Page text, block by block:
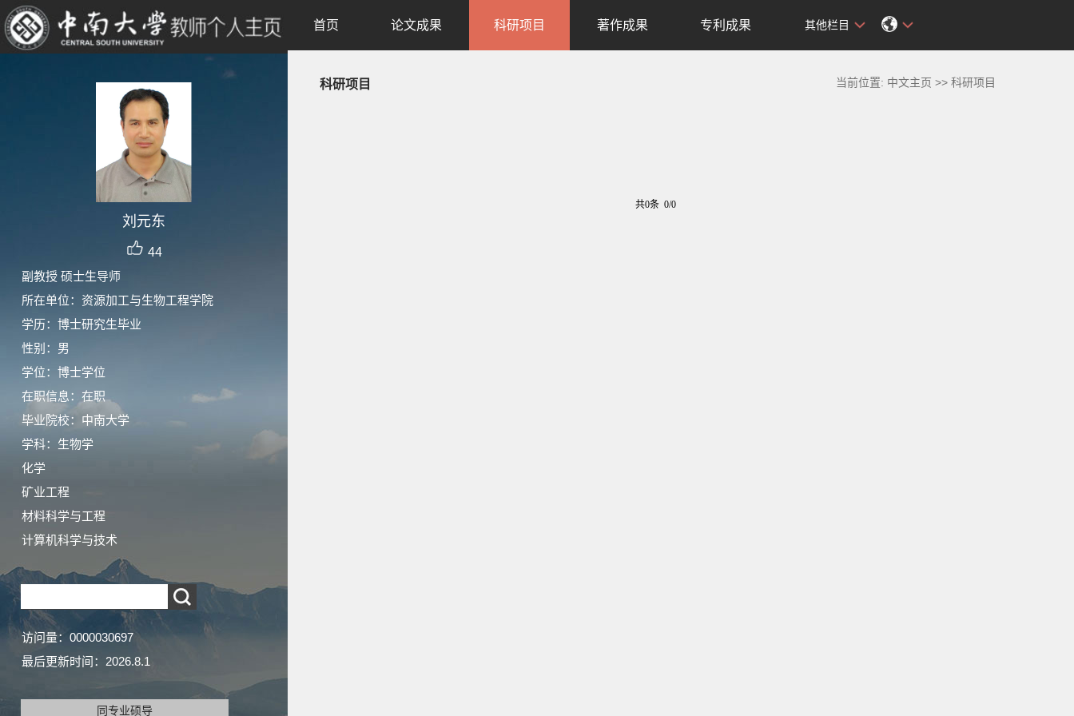
刘元东
44
副教授 硕士生导师
所在单位：资源加工与生物工程学院
学历：博士研究生毕业
性别：男
学位：博士学位
在职信息：在职
毕业院校：中南大学
学科：生物学
化学
矿业工程
材料科学与工程
计算机科学与技术
访问量： 0000030697
最后更新时间： 2026.8.1
同专业硕导
首页 论文成果 科研项目 著作成果 专利成果 其他栏目
科研项目 当前位置: 中文主页 >>科研项目
共0条 0/0